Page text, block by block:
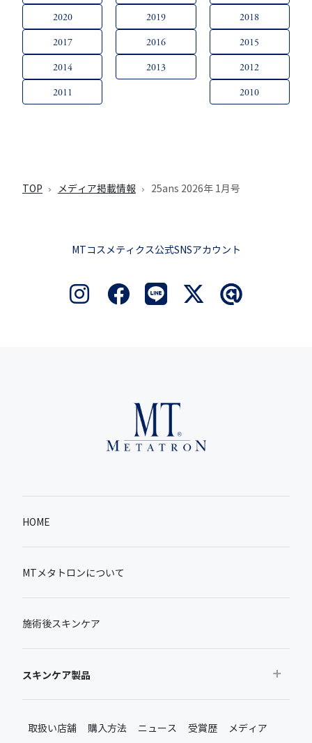
2020
2019
2018
2017
2016
2015
2014
2013
2012
2011
2010
TOP メディア掲載情報 25ans 2026年 1月号
MTコスメティクス公式SNSアカウント
HOME
MTメタトロンについて
施術後スキンケア
スキンケア製品
取扱い店舗 購入方法 ニュース 受賞歴 メディア